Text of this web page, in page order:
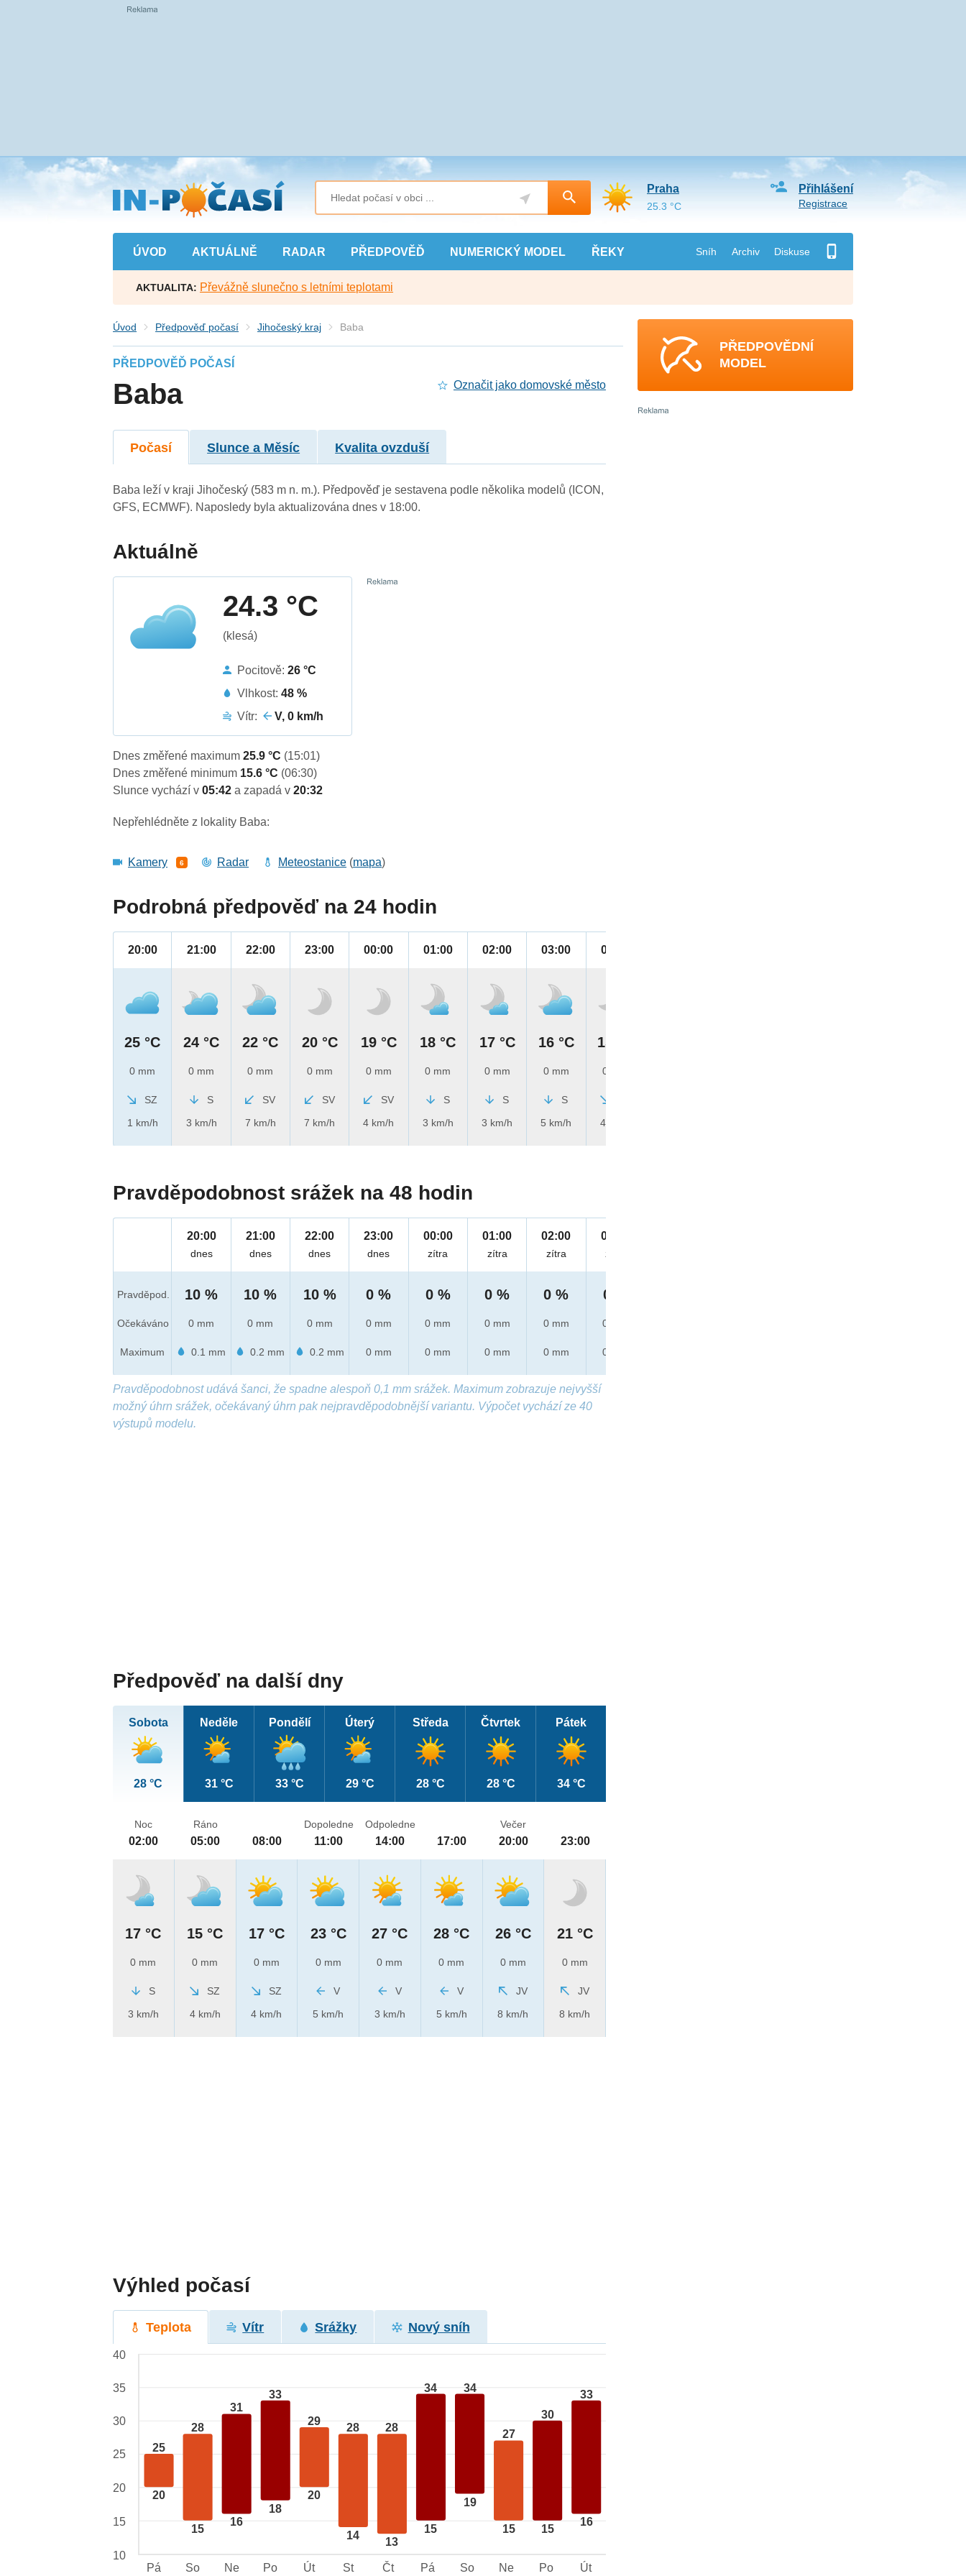
Přejít
na
hlavní
obsah
ÚVOD AKTUÁLNĚ RADAR PŘEDPOVĚĎ NUMERICKÝ MODEL ŘEKY Sníh Archiv Diskuse
Přihlášení
Registrace
Praha
25.3 °C
AKTUALITA: Převážně slunečno s letními teplotami
Úvod Předpověď počasí Jihočeský kraj Baba
PŘEDPOVĚĎ POČASÍ
Baba Označit jako domovské město
Počasí Slunce a Měsíc Kvalita ovzduší
Baba leží v kraji Jihočeský (583 m n. m.). Předpověď je sestavena podle několika modelů (ICON,
GFS, ECMWF). Naposledy byla aktualizována dnes v 18:00.
Aktuálně
24.3 °C
(klesá)
Pocitově:26 °C
Vlhkost:48 %
Vítr:
V, 0 km/h
Dnes změřené maximum25.9 °C (15:01)
Dnes změřené minimum 15.6 °C (06:30)
Slunce vychází v05:42a zapadá v20:32
Nepřehlédněte z lokality Baba:
Kamery 6 Radar Meteostanice (mapa)
Podrobná předpověď na 24 hodin
20:00
25 °C
0 mm
SZ
1 km/h
21:00
24 °C
0 mm
S
3 km/h
22:00
22 °C
0 mm
SV
7 km/h
23:00
20 °C
0 mm
SV
7 km/h
00:00
19 °C
0 mm
SV
4 km/h
01:00
18 °C
0 mm
S
3 km/h
02:00
17 °C
0 mm
S
3 km/h
03:00
16 °C
0 mm
S
5 km/h
04:00
15 °C
0 mm
4 km/h
Pravděpodobnost srážek na 48 hodin
Pravděpod.
Očekáváno
Maximum
20:00
dnes
10 %
0 mm
0.1 mm
21:00
dnes
10 %
0 mm
0.2 mm
22:00
dnes
10 %
0 mm
0.2 mm
23:00
dnes
0 %
0 mm
0 mm
00:00
zítra
0 %
0 mm
0 mm
01:00
zítra
0 %
0 mm
0 mm
02:00
zítra
0 %
0 mm
0 mm
03:00
zítra
0 %
0 mm
0 mm
Pravděpodobnost udává šanci, že spadne alespoň 0,1 mm srážek. Maximum zobrazuje nejvyšší
možný úhrn srážek, očekávaný úhrn pak nejpravděpodobnější variantu. Výpočet vychází ze 40
výstupů modelu.
Předpověď na další dny
Sobota
28 °C
Neděle
31 °C
Pondělí
33 °C
Úterý
29 °C
Středa
28 °C
Čtvrtek
28 °C
Pátek
34 °C
Noc
02:00
17 °C
0 mm
S
3 km/h
Ráno
05:00
15 °C
0 mm
SZ
4 km/h
08:00
17 °C
0 mm
SZ
4 km/h
Dopoledne
11:00
23 °C
0 mm
V
5 km/h
Odpoledne
14:00
27 °C
0 mm
V
3 km/h
17:00
28 °C
0 mm
V
5 km/h
Večer
20:00
26 °C
0 mm
JV
8 km/h
23:00
21 °C
0 mm
JV
8 km/h
Výhled počasí
Teplota Vítr Srážky Nový sníh
25
20
28
15
31
16
33
18
29
20
28
14
28
13
34
15
34
19
27
15
30
15
33
16
40
35
30
25
20
15
10
Pá
So Ne Po Út St Čt Pá So Ne Po Út
PŘEDPOVĚDNÍ
MODEL